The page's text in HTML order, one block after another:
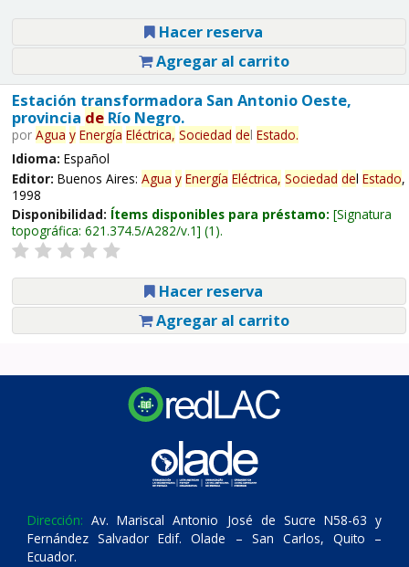
Hacer reserva
Agregar al carrito
Estación transformadora San Antonio Oeste,
provincia deRío Negro.
por Agua y Energía Eléctrica, Sociedad del Estado.
Idioma: Español
Editor: Buenos Aires: Agua y Energía Eléctrica, Sociedad del Estado,
1998
Disponibilidad: Ítems disponibles para préstamo: Signatura
topográfica: 621.374.5/A282/v.1 (1).
Hacer reserva
Agregar al carrito
Dirección: Av. Mariscal Antonio José de Sucre N58-63 y
Fernández Salvador Edif. Olade – San Carlos, Quito –
Ecuador.